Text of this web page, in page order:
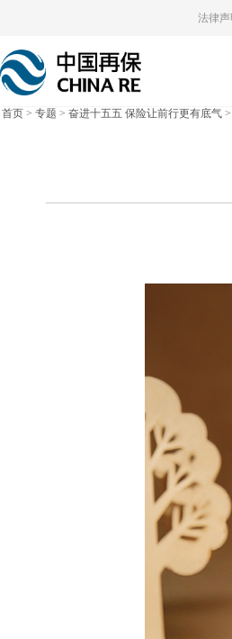
法律声
首页 > 专题 > 奋进十五五 保险让前行更有底气 >